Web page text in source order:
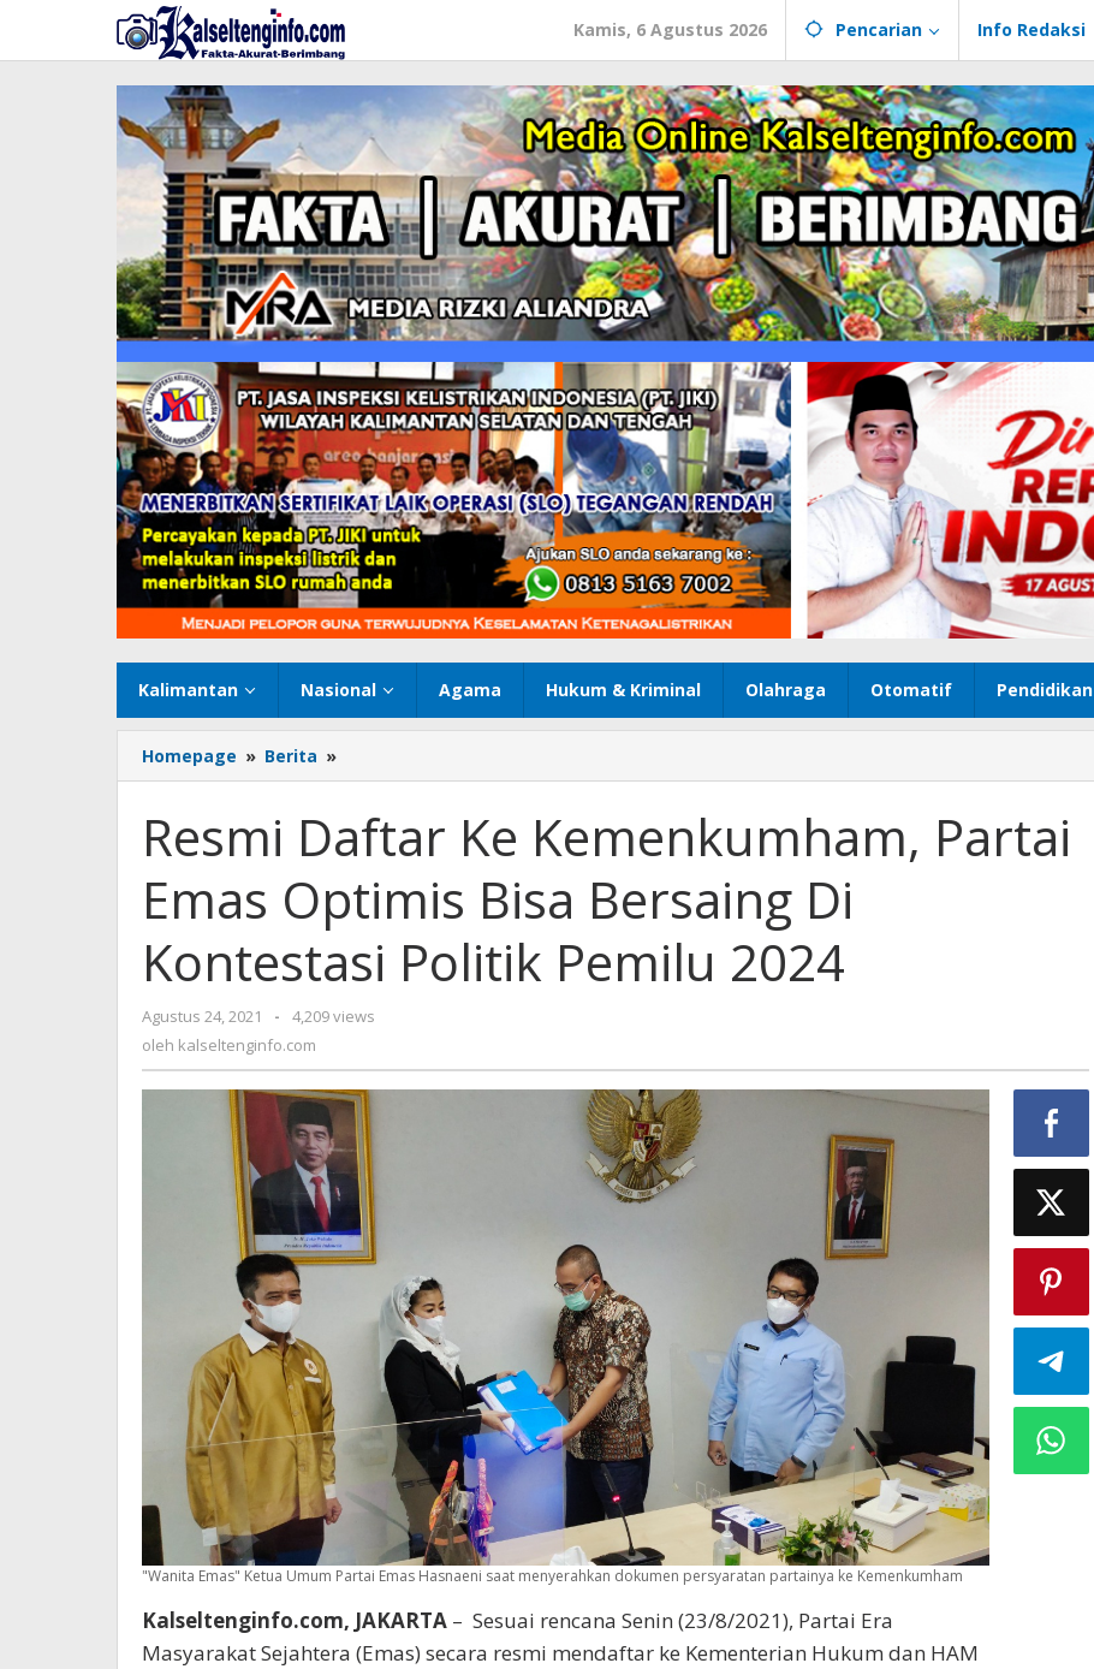
konten
Kamis, 6 Agustus 2026 Pencarian Info Redaksi
Kalimantan Nasional Agama Hukum & Kriminal Olahraga Otomatif Pendidikan
Homepage » Berita »
Daftar
Kemenkumham,
Partai
Emas
Optimis
Bersaing
Di
Kontestasi
Resmi Daftar Ke Kemenkumham, Partai
Emas Optimis Bisa Bersaing Di
Kontestasi Politik Pemilu 2024
Agustus 24, 2021
oleh
kalseltenginfo.com
-
4,209 views
oleh kalseltenginfo.com
"Wanita Emas" Ketua Umum Partai Emas Hasnaeni saat menyerahkan dokumen persyaratan partainya ke Kemenkumham
Kalseltenginfo.com, JAKARTA – Sesuai rencana Senin (23/8/2021), Partai Era
Masyarakat Sejahtera (Emas) secara resmi mendaftar ke Kementerian Hukum dan HAM